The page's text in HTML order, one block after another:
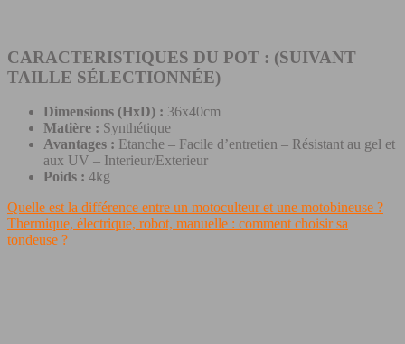
CARACTERISTIQUES DU POT : (SUIVANT
TAILLE SÉLECTIONNÉE)
Dimensions (HxD) : 36x40cm
Matière : Synthétique
Avantages : Etanche – Facile d’entretien – Résistant au gel et
aux UV – Interieur/Exterieur
Poids : 4kg
Quelle est la différence entre un motoculteur et une motobineuse ?
Thermique, électrique, robot, manuelle : comment choisir sa
tondeuse ?